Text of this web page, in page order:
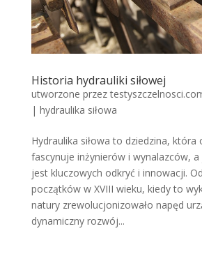
Historia hydrauliki siłowej
utworzone przez
| hydraulika siłowa
Hydraulika siłowa to dziedzina, która
fascynuje inżynierów i wynalazców, a
jest kluczowych odkryć i innowacji.
początków w XVIII wieku, kiedy to
natury zrewolucjonizowało napęd
dynamiczny rozwój...